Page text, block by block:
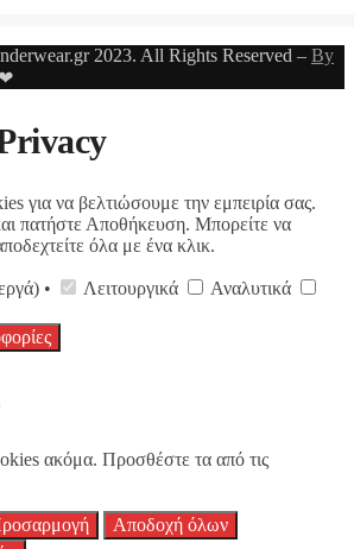
2023. All Rights Reserved – By
❤
για να βελτιώσουμε την εμπειρία σας.
πατήστε Αποθήκευση. Μπορείτε να
όλα με ένα κλικ.
• Λειτουργικά
Αναλυτικά
ακόμα. Προσθέστε τα από τις
Αποδοχή όλων